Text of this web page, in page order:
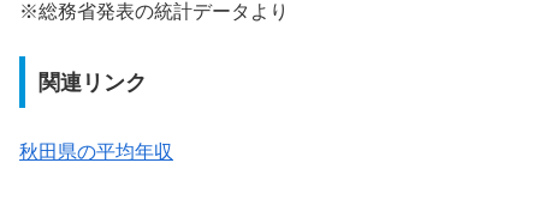
※総務省発表の統計データより
関連リンク
秋田県の平均年収